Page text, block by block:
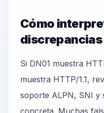
Cómo
discrepancias
Si DN01 muestra
muestra HTTP/1.1,
soporte ALPN, SNI y
concreta. Muchas